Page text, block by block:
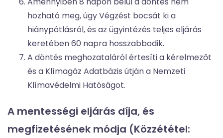
hozható meg, úgy Végzést bocsát ki a
hiánypótlásról, és az ügyintézés teljes eljárás
keretében 60 napra hosszabbodik.
A döntés meghozataláról értesíti a kérelmezőt
és a Klímagáz Adatbázis útján a Nemzeti
Klímavédelmi Hatóságot.
A mentességi eljárás díja, és
megfizetésének módja (Közzététel: